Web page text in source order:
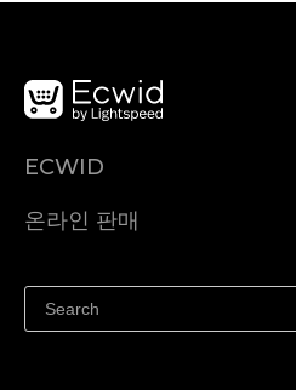
ECWID
도움말 센터
온라인 판매
페이스북에서 판매하기
인스타그램에서 판매하기